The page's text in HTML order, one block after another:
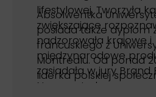
lifestylowej. Tworzyła
zwiększające
nadzorowała krajowe i
międzynarodowe
zasiadała w jury
Nowym Jorku.
Absolwentka
posiada także dyplom
francuskiego z
Montrealu. Od ponad
liderka polskiej